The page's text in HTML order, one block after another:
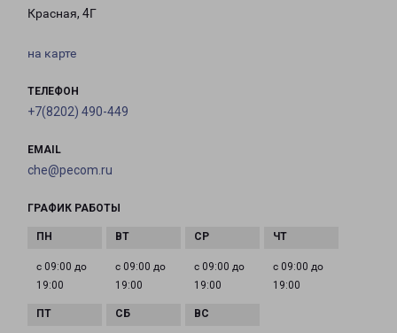
Красная, 4Г
на карте
ТЕЛЕФОН
+7(8202) 490-449
EMAIL
che@pecom.ru
ГРАФИК РАБОТЫ
с 09:00 до
19:00
с 09:00 до
19:00
с 09:00 до
19:00
с 09:00 до
19:00